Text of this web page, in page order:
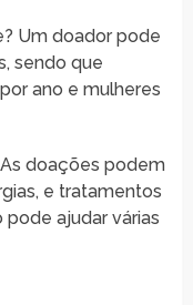
Um doador pode
sendo que
ano e mulheres
doações podem
e tratamentos
ajudar várias